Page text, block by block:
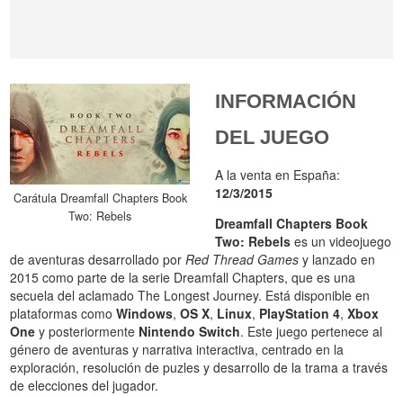
Carátula Dreamfall Chapters Book
Two: Rebels
INFORMACIÓN
DEL JUEGO
A la venta en España:
12/3/2015
Dreamfall Chapters Book
Two: Rebels es un videojuego
de aventuras desarrollado porRed Thread Games y lanzado en
2015 como parte de la serie Dreamfall Chapters, que es una
secuela del aclamado The Longest Journey. Está disponible en
plataformas comoWindows,OS X, Linux, PlayStation 4,Xbox
One y posteriormente Nintendo Switch. Este juego pertenece al
género de aventuras y narrativa interactiva, centrado en la
exploración, resolución de puzles y desarrollo de la trama a través
de elecciones del jugador.